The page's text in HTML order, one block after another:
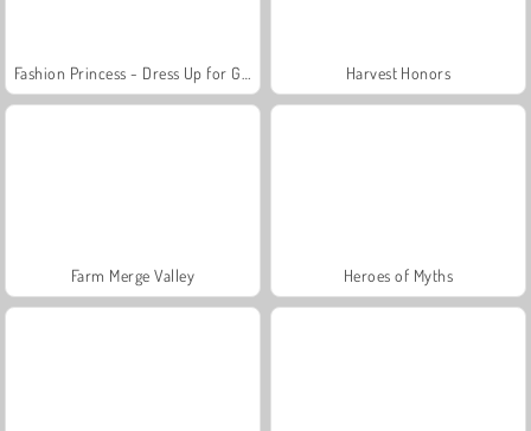
Harvest Honors
Farm Merge Valley Heroes of Myths